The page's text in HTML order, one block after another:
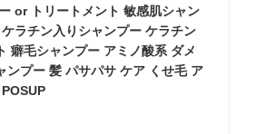
or トリートメント 敏感肌シャン
ラチン入りシャンプー ケラチン
癖毛シャンプー アミノ酸系 ダメ
ンプー 髪 パサパサ ケア くせ毛 ア